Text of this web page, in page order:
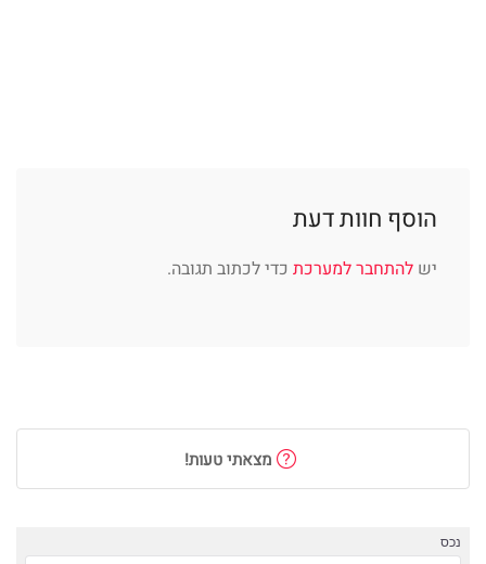
הוסף חוות דעת
יש להתחבר למערכת כדי לכתוב תגובה.
מצאתי טעות!
נכס